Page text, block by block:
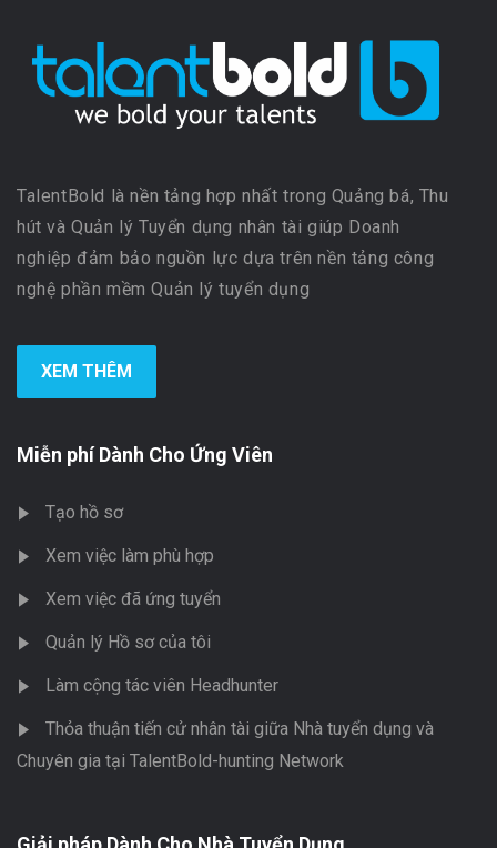
TalentBold là nền tảng hợp nhất trong Quảng bá, Thu
hút và Quản lý Tuyển dụng nhân tài giúp Doanh
nghiệp đảm bảo nguồn lực dựa trên nền tảng công
nghệ phần mềm Quản lý tuyển dụng
XEM THÊM
Miễn phí Dành Cho Ứng Viên
Tạo hồ sơ
Xem việc làm phù hợp
Xem việc đã ứng tuyển
Quản lý Hồ sơ của tôi
Làm cộng tác viên Headhunter
Thỏa thuận tiến cử nhân tài giữa Nhà tuyển dụng và
Chuyên gia tại TalentBold-hunting Network